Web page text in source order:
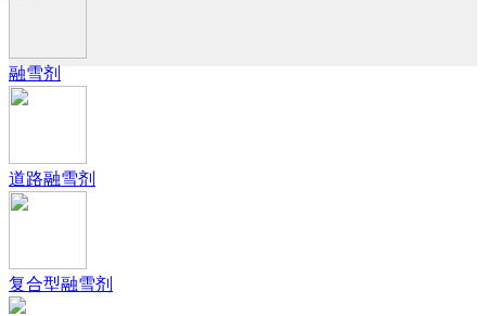
融雪剂
道路融雪剂
复合型融雪剂